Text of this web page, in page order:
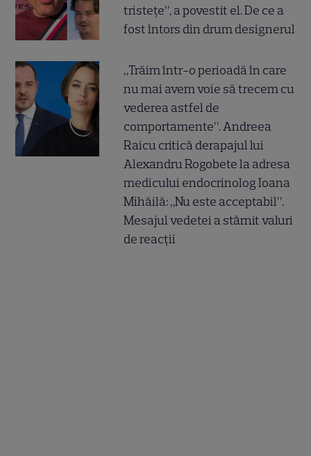
tristețe”, a povestit el. De ce a
fost întors din drum designerul
„Trăim într-o perioadă în care
nu mai avem voie să trecem cu
vederea astfel de
comportamente”. Andreea
Raicu critică derapajul lui
Alexandru Rogobete la adresa
medicului endocrinolog Ioana
Mihăilă: „Nu este acceptabil”.
Mesajul vedetei a stârnit valuri
de reacții